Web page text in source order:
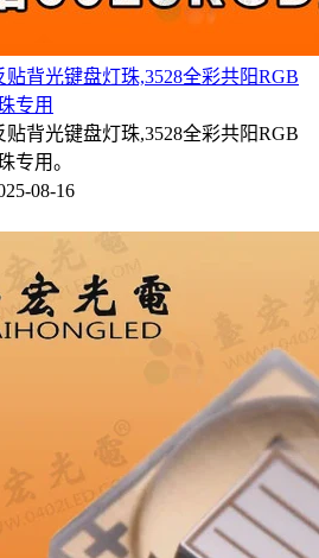
贴背光键盘灯珠,3528全彩共阳RGB
专用
贴背光键盘灯珠,3528全彩共阳RGB
专用。
08-16